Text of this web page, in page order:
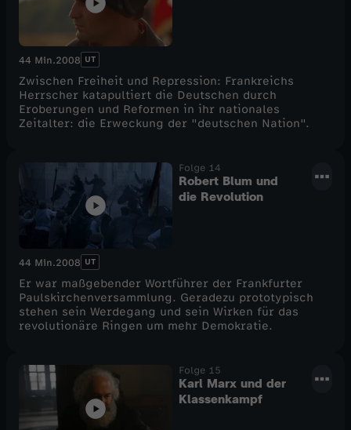
44 Min.2008 UT
Zwischen Freiheit und Repression: Frankreichs
Herrscher katapultiert die Deutschen durch
Eroberungen und Reformen in ihr nationales
Zeitalter: die Erweckung der "deutschen Nation".
Folge 14
Robert Blum und
die Revolution
44 Min.2008 UT
Er war maßgebender Wortführer der Frankfurter
Paulskirchenversammlung. Geradezu prototypisch
stehen sein Werdegang und sein Wirken für das
revolutionäre Ringen um mehr Demokratie.
Folge 15
Karl Marx und der
Klassenkampf